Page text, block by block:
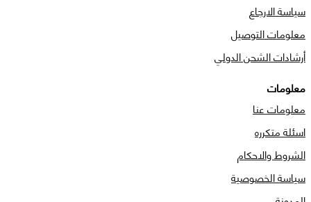
سياسة الارجاع
معلومات التوصيل
أرشادات الشحن الدولي
معلومات
معلومات عنا
اسئلة متكرره
الشروط والاحكام
سياسة الخصوصية